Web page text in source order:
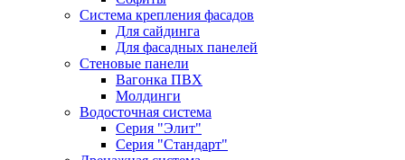
Система крепления фасадов
Для сайдинга
Для фасадных панелей
Стеновые панели
Вагонка ПВХ
Молдинги
Водосточная система
Серия "Элит"
Серия "Стандарт"